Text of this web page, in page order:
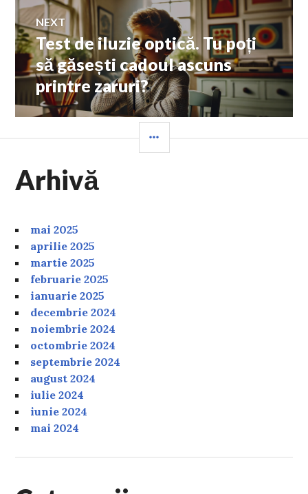
NEXT
Next
post:
Test de iluzie optică. Tu poți
să găsești cadoul ascuns
printre zaruri?
Arhivă
mai 2025
aprilie 2025
martie 2025
februarie 2025
ianuarie 2025
decembrie 2024
noiembrie 2024
octombrie 2024
septembrie 2024
august 2024
iulie 2024
iunie 2024
mai 2024